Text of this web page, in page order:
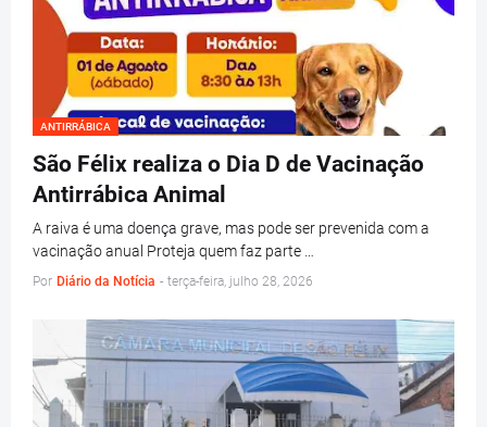
ANTIRRÁBICA
São Félix realiza o Dia D de Vacinação
Antirrábica Animal
A raiva é uma doença grave, mas pode ser prevenida com a
vacinação anual Proteja quem faz parte …
Por Diário da Notícia - terça-feira, julho 28, 2026